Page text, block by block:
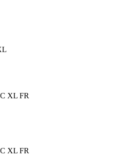
XL FR
XL FR